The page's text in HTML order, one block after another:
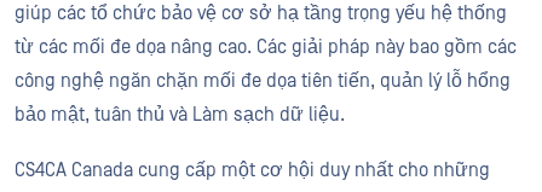
giúp các tổ chức bảo vệ cơ sở hạ tầng trọng yếu hệ thống
từ các mối đe dọa nâng cao. Các giải pháp này bao gồm các
công nghệ ngăn chặn mối đe dọa tiên tiến, quản lý lỗ hổng
bảo mật, tuân thủ và Làm sạch dữ liệu.
CS4CA Canada cung cấp một cơ hội duy nhất cho những